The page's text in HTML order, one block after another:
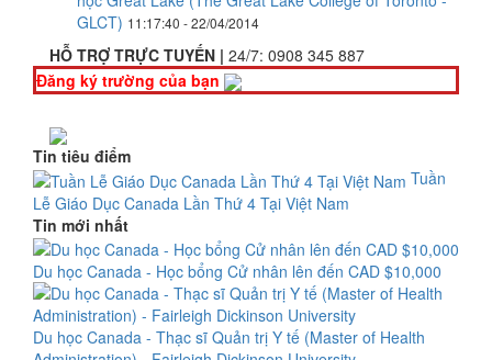
GLCT) 11:17:40 - 22/04/2014
HỖ TRỢ TRỰC TUYẾN | 24/7: 0908 345 887
Đăng ký trường của bạn
Tin tiêu điểm
Tuần
Lễ Giáo Dục Canada Lần Thứ 4 Tại Việt Nam
Tin mới nhất
Du học Canada - Học bổng Cử nhân lên đến CAD $10,000
Du học Canada - Thạc sĩ Quản trị Y tế (Master of Health